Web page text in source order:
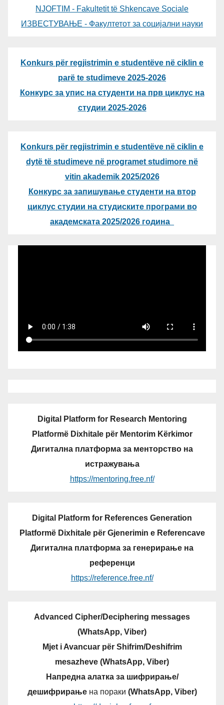
NJOFTIM - Fakultetit të Shkencave Sociale
ИЗВЕСТУВАЊЕ - Факултетот за социјални науки
Konkurs për regjistrimin e studentëve në ciklin e
parë te studimeve 2025-2026
Конкурс за упис на студенти на прв циклус на
студии 2025-2026
Konkurs për regjistrimin e studentëve në ciklin e
dytë të studimeve në programet studimore në
vitin akademik 2025/2026
Конкурс за запишување студенти на втор
циклус студии на студиските програми во
академската 2025/2026 година
Digital Platform for Research Mentoring
Platformë Dixhitale për Mentorim Kërkimor
Дигитална платформа за менторство на
истражувања
https://mentoring.free.nf/
Digital Platform for References Generation
Platformë Dixhitale për Gjenerimin e Referencave
Дигитална платформа за генерирање на
референци
https://reference.free.nf/
Advanced Cipher/Deciphering messages
(WhatsApp, Viber)
Mjet i Avancuar për Shifrim/Deshifrim
mesazheve (WhatsApp, Viber)
Напредна алатка за шифрирање/
дешифрирањена пораки (WhatsApp, Viber)